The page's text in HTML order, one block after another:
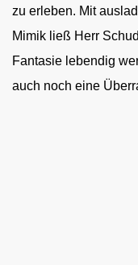
zu erleben. Mit
Mimik ließ Herr
Fantasie lebendig
auch noch eine